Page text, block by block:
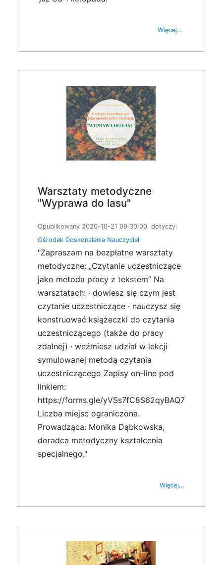
Więcej...
Warsztaty metodyczne
"Wyprawa do lasu"
Opublikowany 2020-10-21 09:30:00, dotyczy:
Ośrodek Doskonalenia Nauczycieli
"Zapraszam na bezpłatne warsztaty
metodyczne: „Czytanie uczestniczące
jako metoda pracy z tekstem” Na
warsztatach: · dowiesz się czym jest
czytanie uczestniczące · nauczysz się
konstruować książeczki do czytania
uczestniczącego (także do pracy
zdalnej) · weźmiesz udział w lekcji
symulowanej metodą czytania
uczestniczącego Zapisy on-line pod
linkiem:
https://forms.gle/yVSs7fC8S62qyBAQ7
Liczba miejsc ograniczona.
Prowadząca: Monika Dąbkowska,
doradca metodyczny kształcenia
specjalnego."
Więcej...